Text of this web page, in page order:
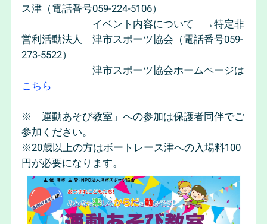
ス津（電話番号059-224-5106）
イベント内容について →特定非
営利活動法人 津市スポーツ協会（電話番号059-
273-5522）
津市スポーツ協会ホームページは
こちら
※「運動あそび教室」への参加は保護者同伴でご
参加ください。
※20歳以上の方はボートレース津への入場料100
円が必要になります。